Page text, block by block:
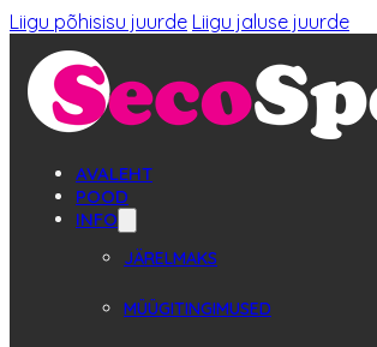
Liigu põhisisu juurde Liigu jaluse juurde
AVALEHT
POOD
INFO
JÄRELMAKS
MÜÜGITINGIMUSED